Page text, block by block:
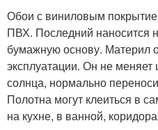
Обои с виниловым
ПВХ. Последний наносится
бумажную основу. Материл
эксплуатации. Он не меняет
солнца, нормально
Полотна могут клеиться в
на кухне, в ванной,